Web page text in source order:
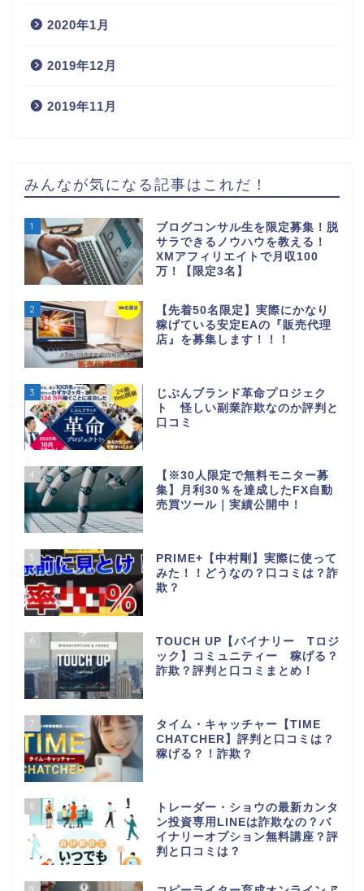
2020年1月
2019年12月
2019年11月
みんなが気になる記事はこれだ！
1
ブログコンサル生を限定募集！脱
サラできるノウハウを教える！
XMアフィリエイトで月収100
万！【限定3名】
2
【先着50名限定】実際にかなり
稼げている安定EAの『販売代理
店』を募集します！！！
3
じぶんブランド革命プロジェク
ト 怪しい副業詐欺なのか評判と
口コミ
4
【※30人限定で無料モニター募
集】月利30％を達成したFX自動
売買ツール｜実績公開中！
5
PRIME+【中村剛】実際に使って
みた！！どうなの？口コミは？詐
欺？
6
TOUCH UP【バイナリー Tロジ
ック】コミュニティー 稼げる？
詐欺？評判と口コミまとめ！
7
タイム・キャッチャー【TIME
CHATCHER】評判と口コミは？
稼げる？！詐欺？
8
トレーダー・ショウの最新カンタ
ン投資専用LINEは詐欺なの？バ
イナリーオプション無料講座？評
判と口コミは？